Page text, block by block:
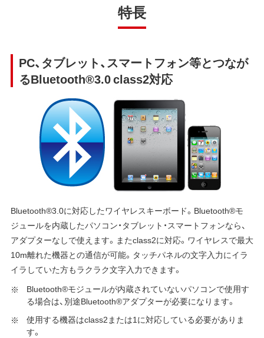
特長
PC、タブレット、スマートフォン等とつなが
るBluetooth®3.0 class2対応
Bluetooth®3.0に対応したワイヤレスキーボード。Bluetooth®モ
ジュールを内蔵したパソコン・タブレット・スマートフォンなら、
アダプターなしで使えます。またclass2に対応。ワイヤレスで最大
10m離れた機器との通信が可能。タッチパネルの文字入力にイラ
イラしていた方もラクラク文字入力できます。
Bluetooth®モジュールが内蔵されていないパソコンで使用す
る場合は、別途Bluetooth®アダプターが必要になります。
使用する機器はclass2または1に対応している必要がありま
す。